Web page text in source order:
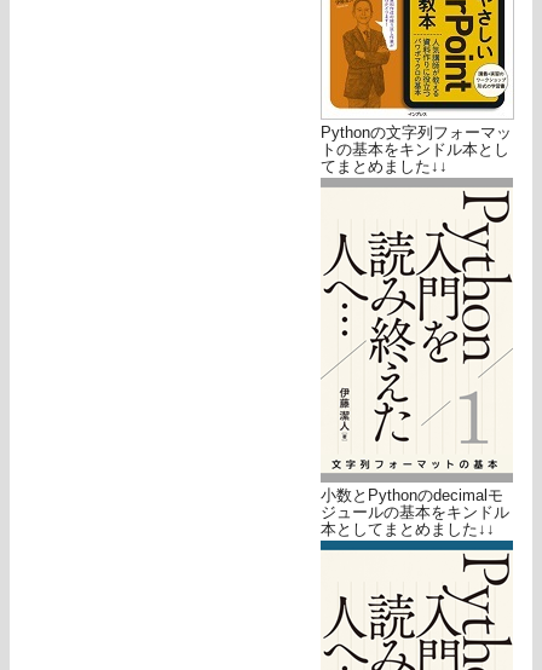
Pythonの文字列フォーマッ
トの基本をキンドル本とし
てまとめました↓↓
小数とPythonのdecimalモ
ジュールの基本をキンドル
本としてまとめました↓↓